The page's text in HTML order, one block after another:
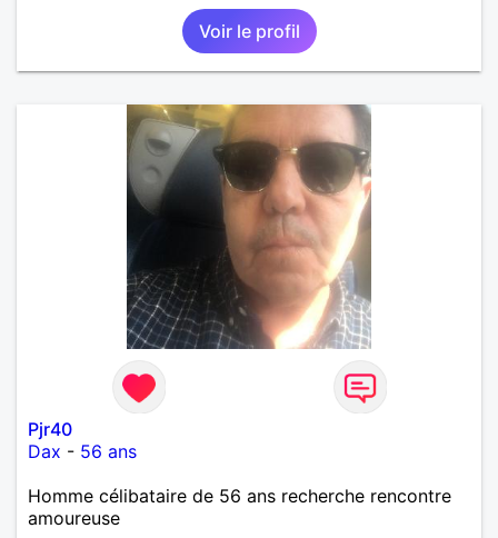
Voir le profil
Pjr40
Dax - 56 ans
Homme célibataire de 56 ans recherche rencontre
amoureuse